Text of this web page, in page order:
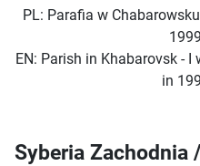
PL: Parafia w
EN: Parish in Khabarovsk -
in
Syberia Zachodnia